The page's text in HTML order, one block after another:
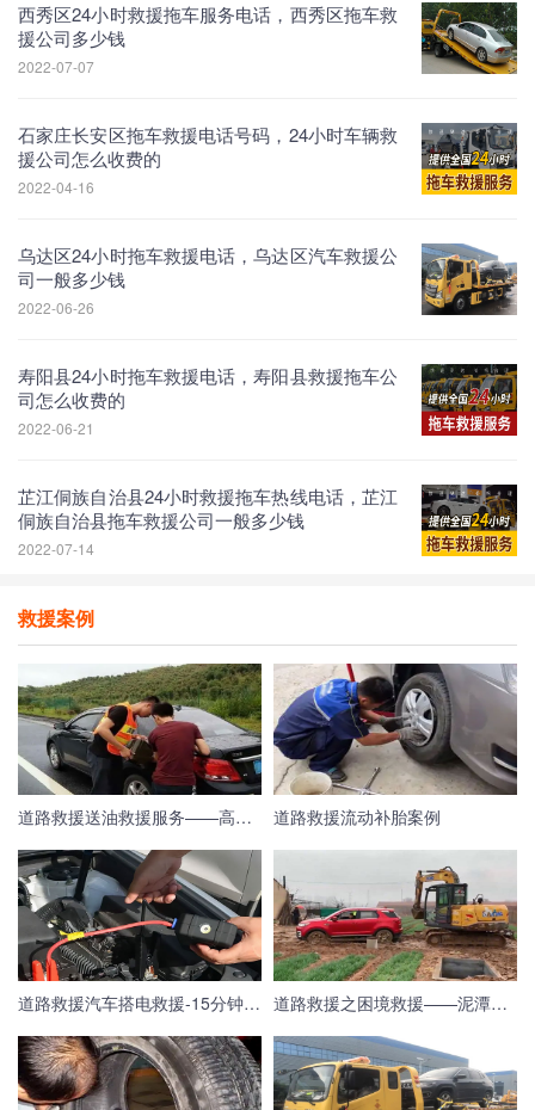
西秀区24小时救援拖车服务电话，西秀区拖车救
援公司多少钱
2022-07-07
石家庄长安区拖车救援电话号码，24小时车辆救
援公司怎么收费的
2022-04-16
乌达区24小时拖车救援电话，乌达区汽车救援公
司一般多少钱
2022-06-26
寿阳县24小时拖车救援电话，寿阳县救援拖车公
司怎么收费的
2022-06-21
芷江侗族自治县24小时救援拖车热线电话，芷江
侗族自治县拖车救援公司一般多少钱
2022-07-14
救援案例
道路救援送油救援服务——高速救援紧急送油服务 道路救援流动补胎案例
道路救援汽车搭电救援-15分钟极速完成搭电救援 道路救援之困境救援——泥潭中拽出车辆